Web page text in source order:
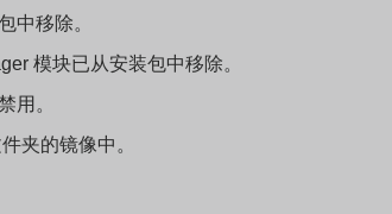
中移除。
模块已从安装包中移除。
用。
夹的镜像中。